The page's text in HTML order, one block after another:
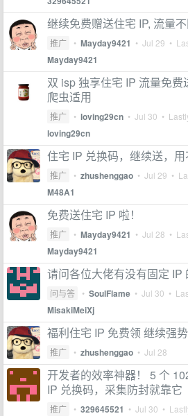
继续免费赠送住宅 IP, 流量
推广 • Mayday9421 • Jul 29 •
Mayday9421
双 isp 独享住宅 IP 流量免费
爬虫适用
推广 • loving29cn • Jul 30 •
loving29cn
住宅 IP 兑换码，继续送，
推广 • zhushenggao • Jul 29 •
M48A1
免费送住宅 IP 啦！
推广 • Mayday9421 • Jul 28 •
Mayday9421
请问各位大佬有没有固定 IP
问与答 • SoulFlame • Jul 30 •
MisakiMeiXj
福利住宅 IP 免费领 继续强
推广 • zhushenggao • Jul 28
开发者的效率神器！ 5 个
IP 兑换码，采集防封就靠它
推广 • 329645521 • Jul 30 •